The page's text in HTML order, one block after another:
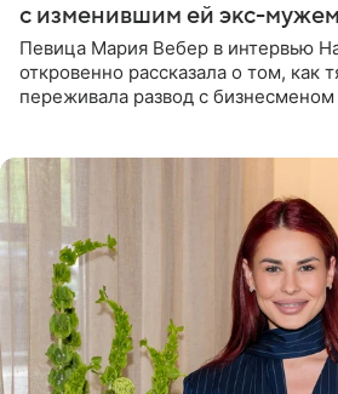
с изменившим ей экс-мужем
Певица Мария Вебер в интервью
откровенно рассказала о том, как
переживала развод с